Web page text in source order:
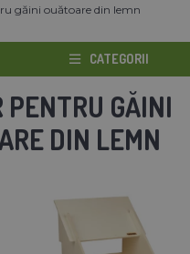
găini ouătoare din lemn
CATEGORII
PENTRU GĂINI
DIN LEMN